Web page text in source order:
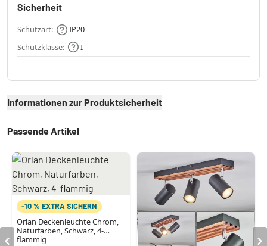
Sicherheit
Schutzart:
IP20
Schutzklasse:
I
Informationen zur Produktsicherheit
Passende Artikel
-10 % EXTRA SICHERN
Orlan Deckenleuchte Chrom,
Naturfarben, Schwarz, 4-
flammig